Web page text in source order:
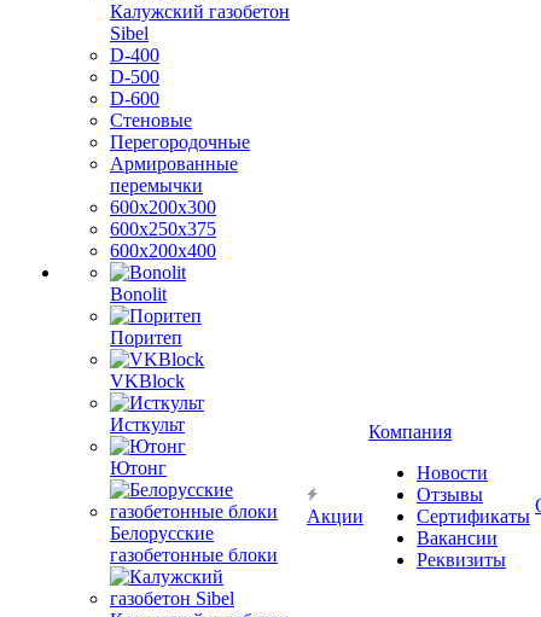
Калужский газобетон
Sibel
D-400
D-500
D-600
Стеновые
Перегородочные
Армированные
перемычки
600х200х300
600х250х375
600х200х400
Bonolit
Поритеп
VKBlock
Исткульт
Ютонг
Белорусские
газобетонные блоки
Акции
Компания
Новости
Отзывы
Сертификаты
Вакансии
Реквизиты